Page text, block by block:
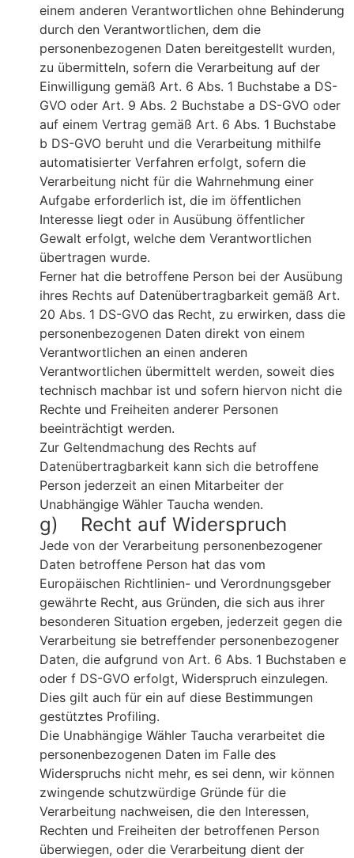
einem anderen Verantwortlichen ohne Behinderung
durch den Verantwortlichen, dem die
personenbezogenen Daten bereitgestellt wurden,
zu übermitteln, sofern die Verarbeitung auf der
Einwilligung gemäß Art. 6 Abs. 1 Buchstabe a DS-
GVO oder Art. 9 Abs. 2 Buchstabe a DS-GVO oder
auf einem Vertrag gemäß Art. 6 Abs. 1 Buchstabe
b DS-GVO beruht und die Verarbeitung mithilfe
automatisierter Verfahren erfolgt, sofern die
Verarbeitung nicht für die Wahrnehmung einer
Aufgabe erforderlich ist, die im öffentlichen
Interesse liegt oder in Ausübung öffentlicher
Gewalt erfolgt, welche dem Verantwortlichen
übertragen wurde.
Ferner hat die betroffene Person bei der Ausübung
ihres Rechts auf Datenübertragbarkeit gemäß Art.
20 Abs. 1 DS-GVO das Recht, zu erwirken, dass die
personenbezogenen Daten direkt von einem
Verantwortlichen an einen anderen
Verantwortlichen übermittelt werden, soweit dies
technisch machbar ist und sofern hiervon nicht die
Rechte und Freiheiten anderer Personen
beeinträchtigt werden.
Zur Geltendmachung des Rechts auf
Datenübertragbarkeit kann sich die betroffene
Person jederzeit an einen Mitarbeiter der
Unabhängige Wähler Taucha wenden.
g) Recht auf Widerspruch
Jede von der Verarbeitung personenbezogener
Daten betroffene Person hat das vom
Europäischen Richtlinien- und Verordnungsgeber
gewährte Recht, aus Gründen, die sich aus ihrer
besonderen Situation ergeben, jederzeit gegen die
Verarbeitung sie betreffender personenbezogener
Daten, die aufgrund von Art. 6 Abs. 1 Buchstaben e
oder f DS-GVO erfolgt, Widerspruch einzulegen.
Dies gilt auch für ein auf diese Bestimmungen
gestütztes Profiling.
Die Unabhängige Wähler Taucha verarbeitet die
personenbezogenen Daten im Falle des
Widerspruchs nicht mehr, es sei denn, wir können
zwingende schutzwürdige Gründe für die
Verarbeitung nachweisen, die den Interessen,
Rechten und Freiheiten der betroffenen Person
überwiegen, oder die Verarbeitung dient der